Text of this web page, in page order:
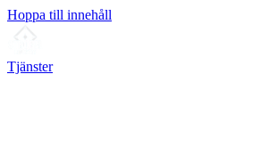
Hoppa till innehåll
Tjänster